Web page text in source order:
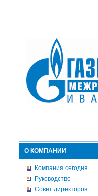
О КОМПАНИИ
Компания сегодня
Руководство
Совет директоров